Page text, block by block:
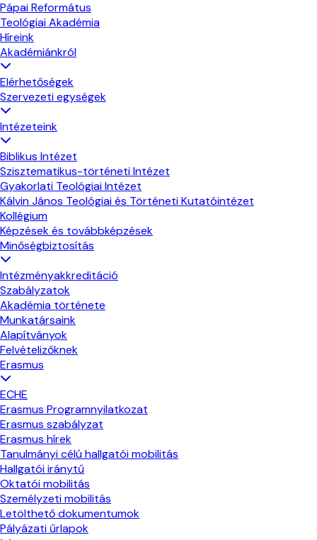
Pápai Református
Teológiai Akadémia
Híreink
Akadémiánkról
Elérhetőségek
Szervezeti egységek
Intézeteink
Biblikus Intézet
Szisztematikus-történeti Intézet
Gyakorlati Teológiai Intézet
Kálvin János Teológiai és Történeti Kutatóintézet
Kollégium
Képzések és továbbképzések
Minőségbiztosítás
Intézményakkreditáció
Szabályzatok
Akadémia története
Munkatársaink
Alapítványok
Felvételizőknek
Erasmus
ECHE
Erasmus Programnyilatkozat
Erasmus szabályzat
Erasmus hírek
Tanulmányi célú hallgatói mobilitás
Hallgatói iránytű
Oktatói mobilitás
Személyzeti mobilitás
Letölthető dokumentumok
Pályázati űrlapok